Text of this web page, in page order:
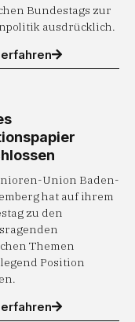
Bundestags zur
ausdrücklich.
Union Baden-
hat auf ihrem
zu den
Themen
Position